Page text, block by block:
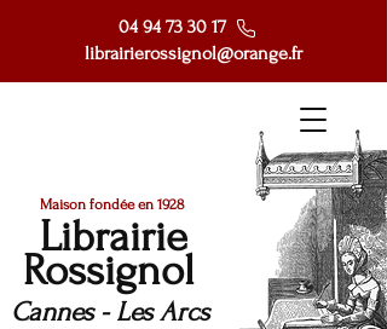
Librairie
Rossignol
Maison fondée en 1928
Cannes - Les Arcs
04 94 73 30 17
librairierossignol@orange.fr